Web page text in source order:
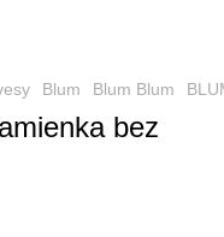
Blum Blum Blum
bez